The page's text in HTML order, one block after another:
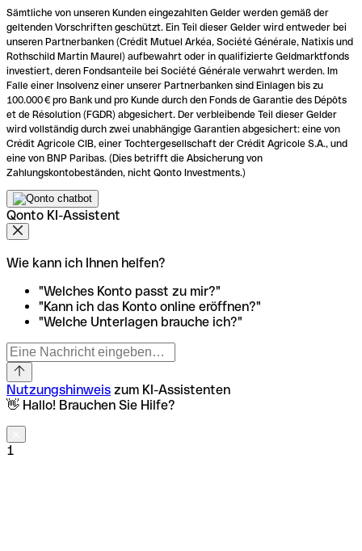
Sämtliche von unseren Kunden eingezahlten Gelder werden gemäß der
geltenden Vorschriften geschützt. Ein Teil dieser Gelder wird entweder bei
unseren Partnerbanken (Crédit Mutuel Arkéa, Société Générale, Natixis und
Rothschild Martin Maurel) aufbewahrt oder in qualifizierte Geldmarktfonds
investiert, deren Fondsanteile bei Société Générale verwahrt werden. Im
Falle einer Insolvenz einer unserer Partnerbanken sind Einlagen bis zu
100.000 € pro Bank und pro Kunde durch den Fonds de Garantie des Dépôts
et de Résolution (FGDR) abgesichert. Der verbleibende Teil dieser Gelder
wird vollständig durch zwei unabhängige Garantien abgesichert: eine von
Crédit Agricole CIB, einer Tochtergesellschaft der Crédit Agricole S.A., und
eine von BNP Paribas. (Dies betrifft die Absicherung von
Zahlungskontobeständen, nicht Qonto Investments.)
Qonto KI-Assistent
Wie kann ich Ihnen helfen?
"Welches Konto passt zu mir?"
"Kann ich das Konto online eröffnen?"
"Welche Unterlagen brauche ich?"
Nutzungshinweis zum KI-Assistenten
👋 Hallo! Brauchen Sie Hilfe?
1